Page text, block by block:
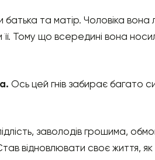
та матір. Чоловіка вона
Тому що всередині вона
Ось цей гнів забирає багато
заволодів грошима,
відновлювати своє життя,